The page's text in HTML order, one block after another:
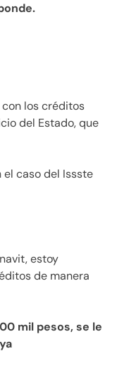
los créditos
del Estado, que
el caso del Issste
estoy
de manera
mil pesos, se le